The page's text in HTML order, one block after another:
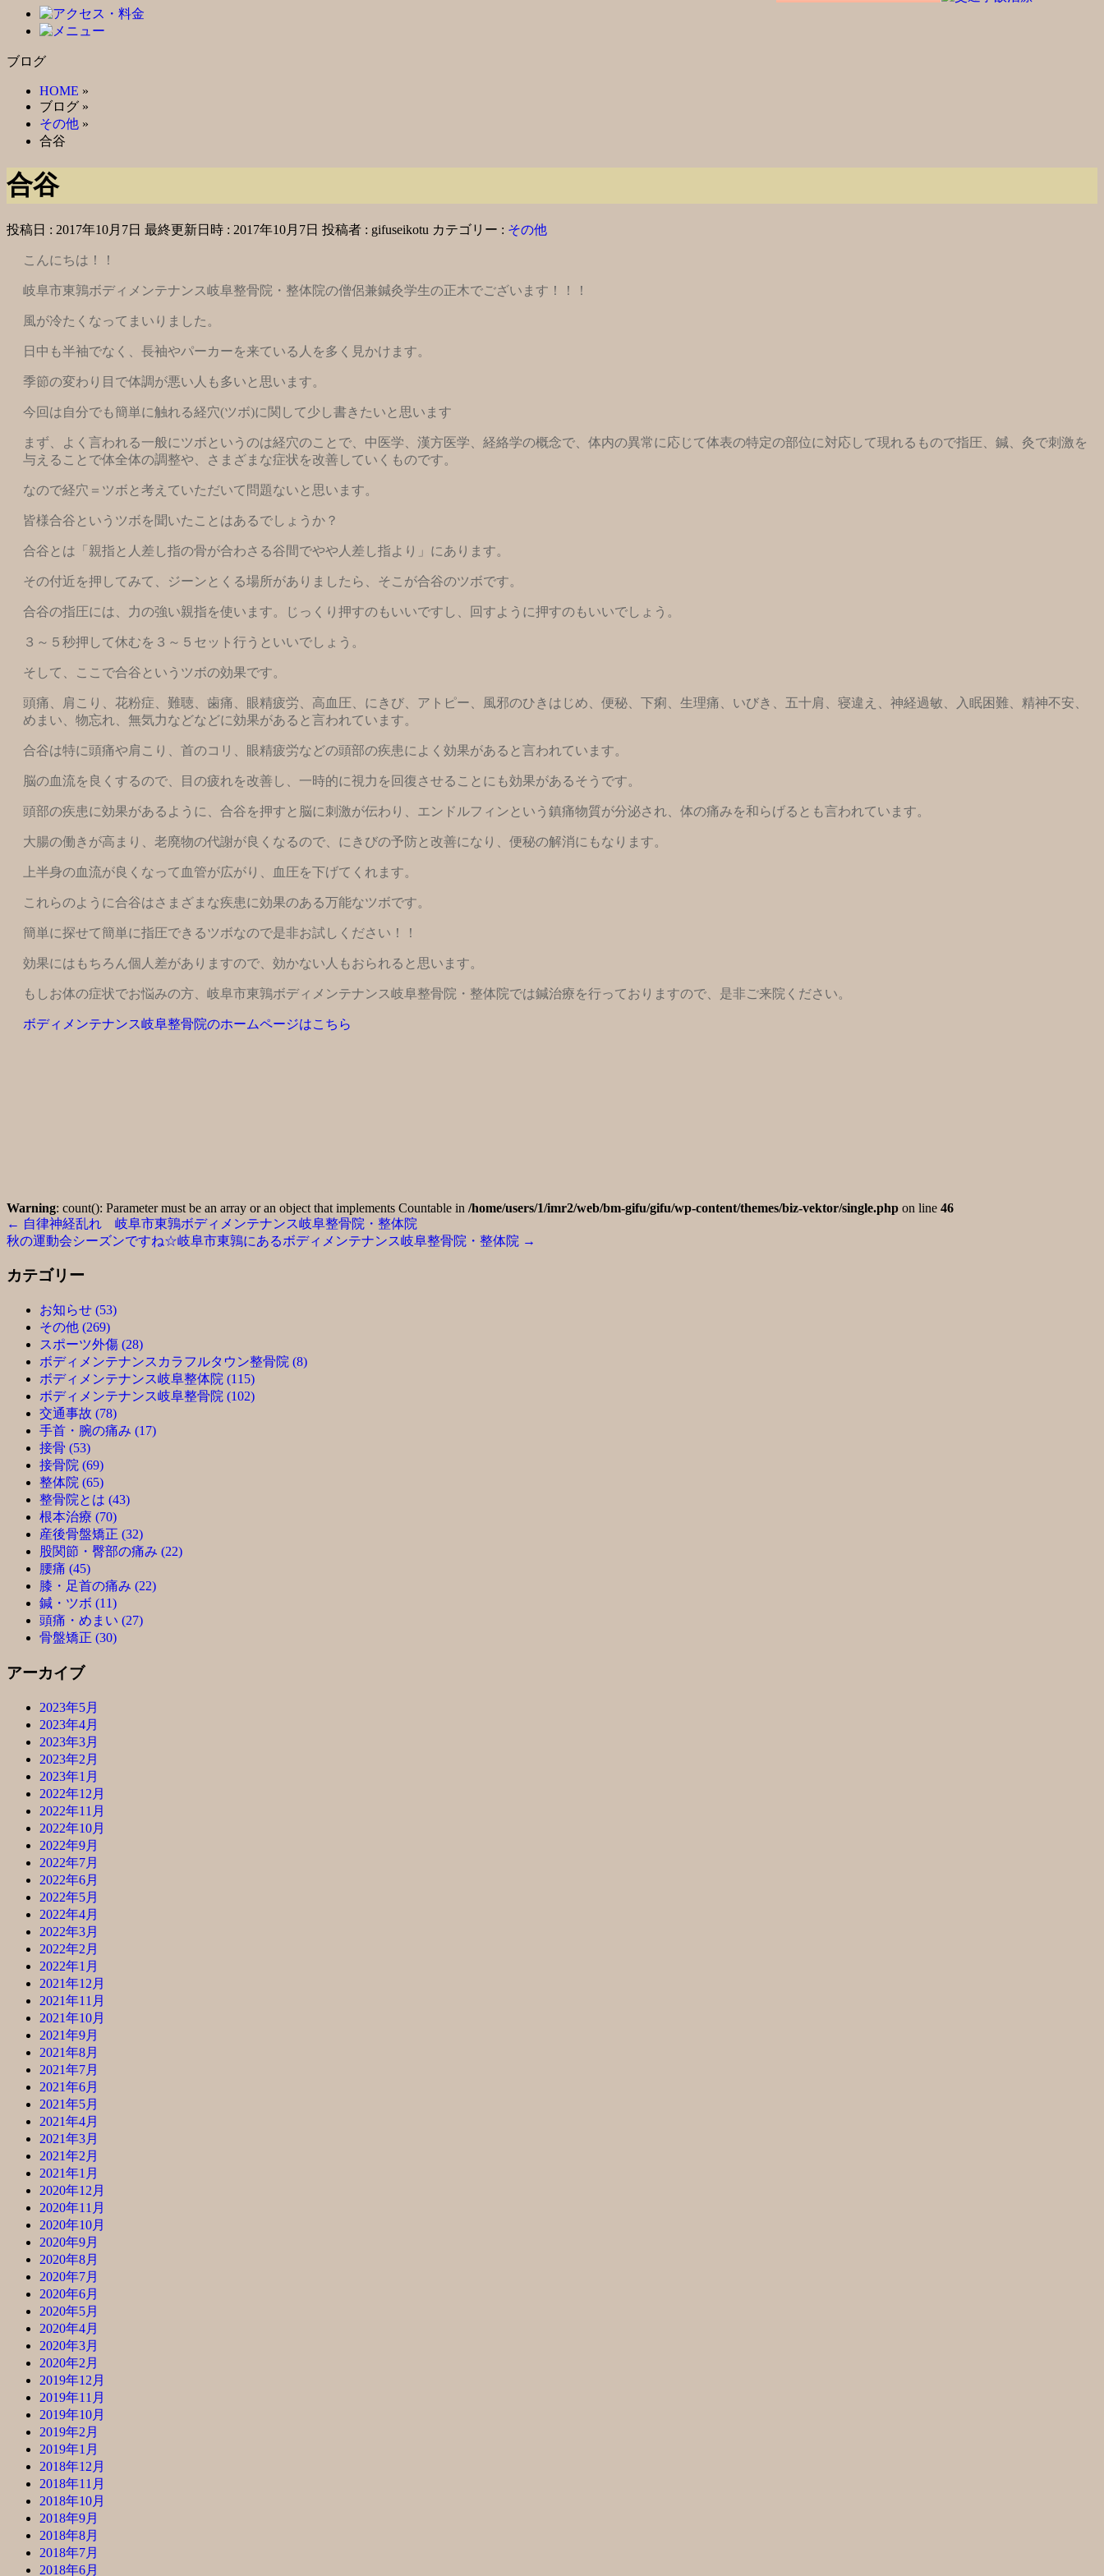
ブログ
HOME »
ブログ »
その他 »
合谷
合谷
投稿日 : 2017年10月7日 最終更新日時 : 2017年10月7日 投稿者 : gifuseikotu カテゴリー : その他
こんにちは！！
岐阜市東鶉ボディメンテナンス岐阜整骨院・整体院の僧侶兼鍼灸学生の正木でございます！！！
風が冷たくなってまいりました。
日中も半袖でなく、長袖やパーカーを来ている人を多く見かけます。
季節の変わり目で体調が悪い人も多いと思います。
今回は自分でも簡単に触れる経穴(ツボ)に関して少し書きたいと思います
まず、よく言われる一般にツボというのは経穴のことで、中医学、漢方医学、経絡学の概念で、体内の異常に応じて体表の特定の部位に対応して現れるもので指圧、鍼、灸で刺激を
与えることで体全体の調整や、さまざまな症状を改善していくものです。
なので経穴＝ツボと考えていただいて問題ないと思います。
皆様合谷というツボを聞いたことはあるでしょうか？
合谷とは「親指と人差し指の骨が合わさる谷間でやや人差し指より」にあります。
その付近を押してみて、ジーンとくる場所がありましたら、そこが合谷のツボです。
合谷の指圧には、力の強い親指を使います。じっくり押すのもいいですし、回すように押すのもいいでしょう。
３～５秒押して休むを３～５セット行うといいでしょう。
そして、ここで合谷というツボの効果です。
頭痛、肩こり、花粉症、難聴、歯痛、眼精疲労、高血圧、にきび、アトピー、風邪のひきはじめ、便秘、下痢、生理痛、いびき、五十肩、寝違え、神経過敏、入眠困難、精神不安、
めまい、物忘れ、無気力などなどに効果があると言われています。
合谷は特に頭痛や肩こり、首のコリ、眼精疲労などの頭部の疾患によく効果があると言われています。
脳の血流を良くするので、目の疲れを改善し、一時的に視力を回復させることにも効果があるそうです。
頭部の疾患に効果があるように、合谷を押すと脳に刺激が伝わり、エンドルフィンという鎮痛物質が分泌され、体の痛みを和らげるとも言われています。
大腸の働きが高まり、老廃物の代謝が良くなるので、にきびの予防と改善になり、便秘の解消にもなります。
上半身の血流が良くなって血管が広がり、血圧を下げてくれます。
これらのように合谷はさまざまな疾患に効果のある万能なツボです。
簡単に探せて簡単に指圧できるツボなので是非お試しください！！
効果にはもちろん個人差がありますので、効かない人もおられると思います。
もしお体の症状でお悩みの方、岐阜市東鶉ボディメンテナンス岐阜整骨院・整体院では鍼治療を行っておりますので、是非ご来院ください。
ボディメンテナンス岐阜整骨院のホームページはこちら
Warning: count(): Parameter must be an array or an object that implements Countable in /home/users/1/imr2/web/bm-gifu/gifu/wp-content/themes/biz-vektor/single.php on line 46
← 自律神経乱れ 岐阜市東鶉ボディメンテナンス岐阜整骨院・整体院
秋の運動会シーズンですね☆岐阜市東鶉にあるボディメンテナンス岐阜整骨院・整体院 →
カテゴリー
お知らせ (53)
その他 (269)
スポーツ外傷 (28)
ボディメンテナンスカラフルタウン整骨院 (8)
ボディメンテナンス岐阜整体院 (115)
ボディメンテナンス岐阜整骨院 (102)
交通事故 (78)
手首・腕の痛み (17)
接骨 (53)
接骨院 (69)
整体院 (65)
整骨院とは (43)
根本治療 (70)
産後骨盤矯正 (32)
股関節・臀部の痛み (22)
腰痛 (45)
膝・足首の痛み (22)
鍼・ツボ (11)
頭痛・めまい (27)
骨盤矯正 (30)
アーカイブ
2023年5月
2023年4月
2023年3月
2023年2月
2023年1月
2022年12月
2022年11月
2022年10月
2022年9月
2022年7月
2022年6月
2022年5月
2022年4月
2022年3月
2022年2月
2022年1月
2021年12月
2021年11月
2021年10月
2021年9月
2021年8月
2021年7月
2021年6月
2021年5月
2021年4月
2021年3月
2021年2月
2021年1月
2020年12月
2020年11月
2020年10月
2020年9月
2020年8月
2020年7月
2020年6月
2020年5月
2020年4月
2020年3月
2020年2月
2019年12月
2019年11月
2019年10月
2019年2月
2019年1月
2018年12月
2018年11月
2018年10月
2018年9月
2018年8月
2018年7月
2018年6月